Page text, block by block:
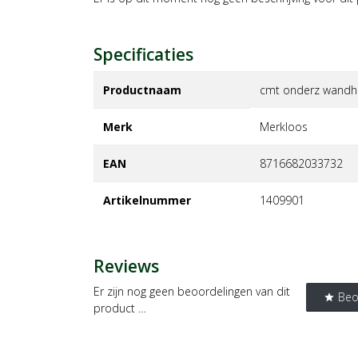
Specificaties
Productnaam cmt onderz
Merk merkloos
EAN 8716682033732
Artikelnummer 1409901
Reviews
star
Er zijn nog geen beoordelingen van dit
product …